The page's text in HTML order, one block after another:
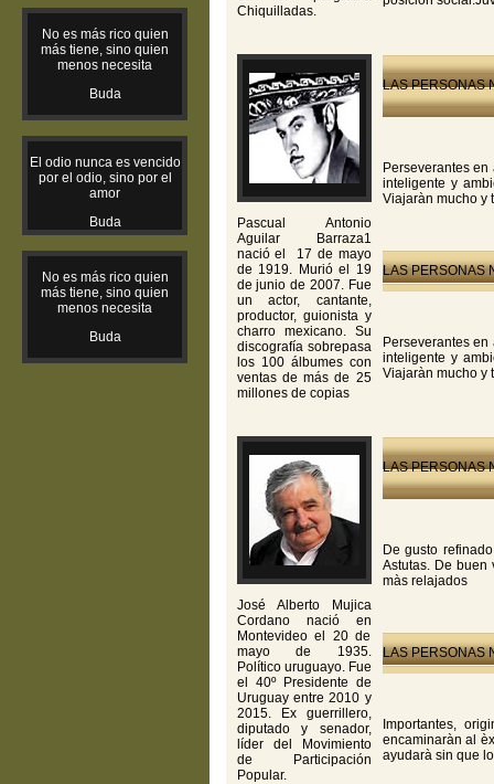
No es más rico quien
más tiene, sino quien
menos necesita
Buda
El odio nunca es vencido
por el odio, sino por el
amor
Buda
No es más rico quien
más tiene, sino quien
menos necesita
Buda
Chiquilladas.
Pascual Antonio
Aguilar Barraza1
nació el 17 de mayo
de 1919. Murió el 19
de junio de 2007. Fue
un actor, cantante,
productor, guionista y
charro mexicano. Su
discografía sobrepasa
los 100 álbumes con
ventas de más de 25
millones de copias
LAS PERSONAS
Perseverantes
inteligente y
Viajaràn mucho y
LAS PERSONAS
Perseverantes
inteligente y
Viajaràn mucho y
José Alberto Mujica
Cordano nació en
Montevideo el 20 de
mayo de 1935.
Político uruguayo. Fue
el 40º Presidente de
Uruguay entre 2010 y
2015. Ex guerrillero,
diputado y senador,
líder del Movimiento
de Participación
Popular.
LAS PERSONAS
De gusto
Astutas. De buen
màs relajados
LAS PERSONAS
Importantes,
encaminaràn al
ayudarà sin que